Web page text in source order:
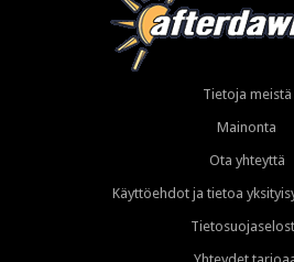
Tietoja meistä
Mainonta
Ota yhteyttä
Käyttöehdot ja tietoa